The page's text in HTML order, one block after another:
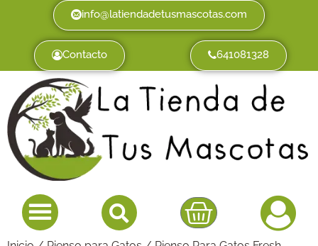
info@latiendadetusmascotas.com
Contacto 641081328